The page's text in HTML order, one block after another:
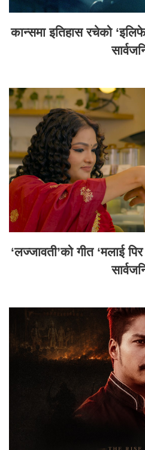
कान्समा इतिहास रचेको
‘लज्जावती’को गीत ‘मलाई